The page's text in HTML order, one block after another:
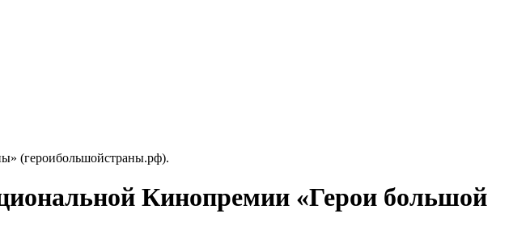
(героибольшойстраны.рф).
Кинопремии «Герои большой